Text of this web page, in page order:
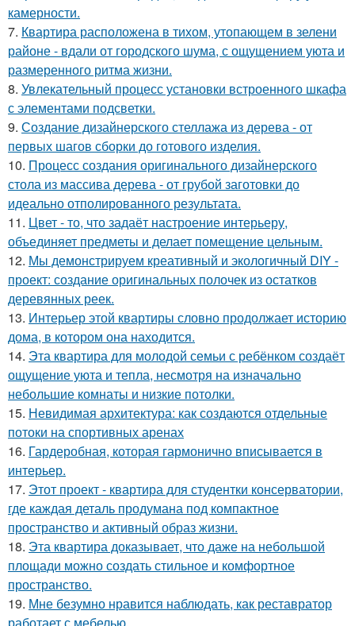
камерности.
7. Квартира расположена в тихом, утопающем в зелени
районе - вдали от городского шума, с ощущением уюта и
размеренного ритма жизни.
8. Увлекательный процесс установки встроенного шкафа
с элементами подсветки.
9. Создание дизайнерского стеллажа из дерева - от
первых шагов сборки до готового изделия.
10. Процесс создания оригинального дизайнерского
стола из массива дерева - от грубой заготовки до
идеально отполированного результата.
11. Цвет - то, что задаёт настроение интерьеру,
объединяет предметы и делает помещение цельным.
12. Мы демонстрируем креативный и экологичный DIY -
проект: создание оригинальных полочек из остатков
деревянных реек.
13. Интерьер этой квартиры словно продолжает историю
дома, в котором она находится.
14. Эта квартира для молодой семьи с ребёнком создаёт
ощущение уюта и тепла, несмотря на изначально
небольшие комнаты и низкие потолки.
15. Невидимая архитектура: как создаются отдельные
потоки на спортивных аренах
16. Гардеробная, которая гармонично вписывается в
интерьер.
17. Этот проект - квартира для студентки консерватории,
где каждая деталь продумана под компактное
пространство и активный образ жизни.
18. Эта квартира доказывает, что даже на небольшой
площади можно создать стильное и комфортное
пространство.
19. Мне безумно нравится наблюдать, как реставратор